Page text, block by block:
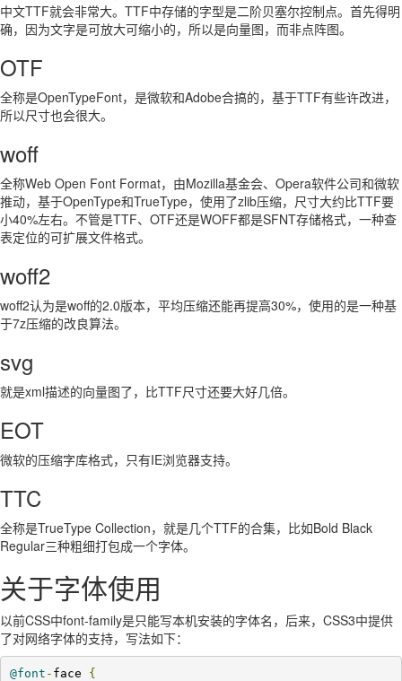
中文TTF就会非常大。TTF中存储的字型是二阶贝塞尔控制点。首先得明
确，因为文字是可放大可缩小的，所以是向量图，而非点阵图。
OTF
全称是OpenTypeFont，是微软和Adobe合搞的，基于TTF有些许改进，
所以尺寸也会很大。
woff
全称Web Open Font Format，由Mozilla基金会、Opera软件公司和微软
推动，基于OpenType和TrueType，使用了zlib压缩，尺寸大约比TTF要
小40%左右。不管是TTF、OTF还是WOFF都是SFNT存储格式，一种查
表定位的可扩展文件格式。​
woff2
woff2认为是woff的2.0版本，平均压缩还能再提高30%，使用的是一种基
于7z压缩的改良算法。
svg
就是xml描述的向量图了，比TTF尺寸还要大好几倍。
EOT
微软的压缩字库格式，只有IE浏览器支持。
TTC
全称是TrueType Collection，就是几个TTF的合集，比如Bold Black
Regular三种粗细打包成一个字体。
关于字体使用
以前CSS中font-family是只能写本机安装的字体名，后来，CSS3中提供
了对网络字体的支持，写法如下：
@font - face {